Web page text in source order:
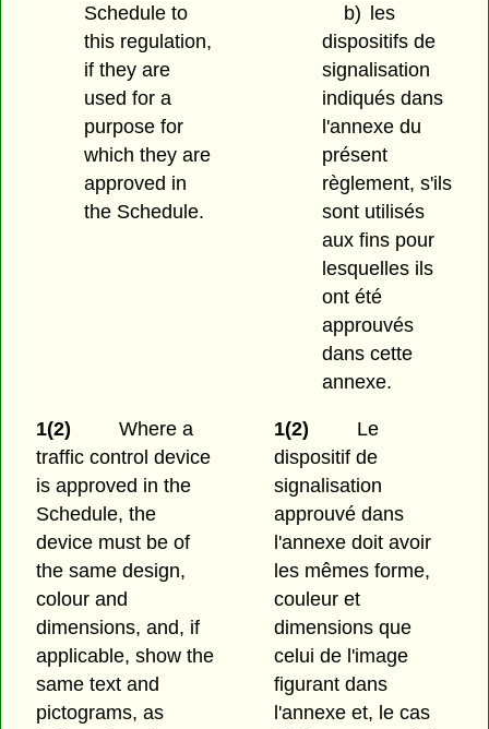
Schedule to
this regulation,
if they are
used for a
purpose for
which they are
approved in
the Schedule.
b) les
dispositifs de
signalisation
indiqués dans
l'annexe du
présent
règlement, s'ils
sont utilisés
aux fins pour
lesquelles ils
ont été
approuvés
dans cette
annexe.
1(2)
Where a
traffic control device
is approved in the
Schedule, the
device must be of
the same design,
colour and
dimensions, and, if
applicable, show the
same text and
pictograms, as
1(2)
Le
dispositif de
signalisation
approuvé dans
l'annexe doit avoir
les mêmes forme,
couleur et
dimensions que
celui de l'image
figurant dans
l'annexe et, le cas